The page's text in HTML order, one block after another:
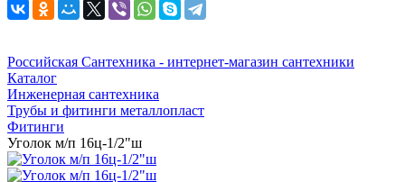
Российская Сантехника - интернет-магазин сантехники
Каталог
Инженерная сантехника
Трубы и фитинги металлопласт
Фитинги
Уголок м/п 16ц-1/2"ш